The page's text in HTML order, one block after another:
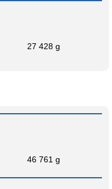
27 428 g
46 761 g